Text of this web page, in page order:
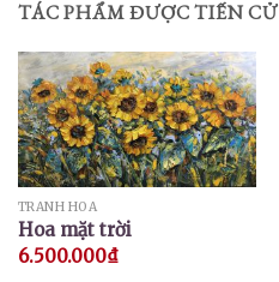
TÁC PHẨM ĐƯỢC TIẾN CỬ
TRANH HOA
Hoa mặt trời
6.500.000₫